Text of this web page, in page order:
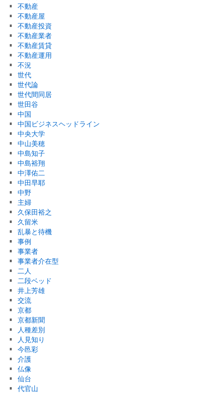
不動産
不動産屋
不動産投資
不動産業者
不動産賃貸
不動産運用
不況
世代
世代論
世代間同居
世田谷
中国
中国ビジネスヘッドライン
中央大学
中山美穂
中島知子
中島裕翔
中澤佑二
中田早耶
中野
主婦
久保田裕之
久留米
乱暴と待機
事例
事業者
事業者介在型
二人
二段ベッド
井上芳雄
交流
京都
京都新聞
人種差別
人見知り
今邑彩
介護
仏像
仙台
代官山